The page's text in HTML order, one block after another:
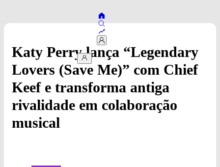
Katy Perry lança “Legendary
Lovers (Save Me)” com Chief
Keef e transforma antiga
rivalidade em colaboração
musical